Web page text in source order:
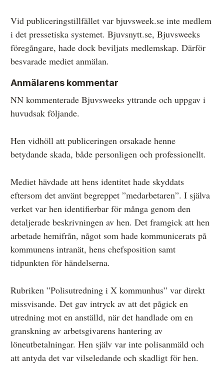
Vid publiceringstillfället var bjuvsweek.se inte medlem
i det pressetiska systemet. Bjuvsnytt.se, Bjuvsweeks
föregångare, hade dock beviljats medlemskap. Därför
besvarade mediet anmälan.
Anmälarens kommentar
NN kommenterade Bjuvsweeks yttrande och uppgav i
huvudsak följande.
Hen vidhöll att publiceringen orsakade henne
betydande skada, både personligen och professionellt.
Mediet hävdade att hens identitet hade skyddats
eftersom det använt begreppet ”medarbetaren”. I själva
verket var hen identifierbar för många genom den
detaljerade beskrivningen av hen. Det framgick att hen
arbetade hemifrån, något som hade kommunicerats på
kommunens intranät, hens chefsposition samt
tidpunkten för händelserna.
Rubriken ”Polisutredning i X kommunhus” var direkt
missvisande. Det gav intryck av att det pågick en
utredning mot en anställd, när det handlade om en
granskning av arbetsgivarens hantering av
löneutbetalningar. Hen själv var inte polisanmäld och
att antyda det var vilseledande och skadligt för hen.